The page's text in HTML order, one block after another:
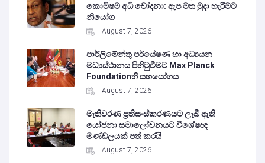
කොමිෂම අධි චෝදනා: ඇප මත මුදා හැරීමට
නියෝග
August 7, 2026
පාර්ලිමේන්තු පර්යේෂණ හා අධ්‍යයන
මධ්‍යස්ථානය පිහිටුවීමට Max Planck
Foundationහි සහයෝගය
August 7, 2026
මැතිවරණ ප්‍රතිසංස්කරණයට ලැබී ඇති
යෝජනා සමාලෝචනයට විශේෂඥ
මණ්ඩලයක් පත් කරයි
August 7, 2026